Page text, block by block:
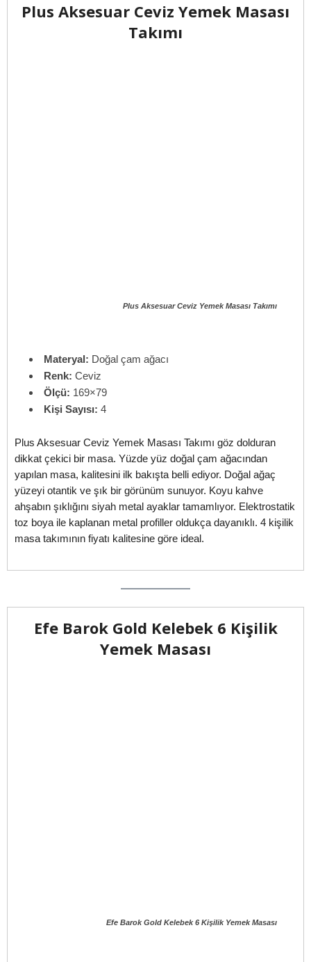
Plus Aksesuar Ceviz Yemek Masası
Takımı
Plus Aksesuar Ceviz Yemek Masası Takımı
Materyal: Doğal çam ağacı
Renk: Ceviz
Ölçü: 169×79
Kişi Sayısı: 4
Plus Aksesuar Ceviz Yemek Masası Takımı göz dolduran
dikkat çekici bir masa. Yüzde yüz doğal çam ağacından
yapılan masa, kalitesini ilk bakışta belli ediyor. Doğal ağaç
yüzeyi otantik ve şık bir görünüm sunuyor. Koyu kahve
ahşabın şıklığını siyah metal ayaklar tamamlıyor. Elektrostatik
toz boya ile kaplanan metal profiller oldukça dayanıklı. 4 kişilik
masa takımının fiyatı kalitesine göre ideal.
Efe Barok Gold Kelebek 6 Kişilik
Yemek Masası
Efe Barok Gold Kelebek 6 Kişilik Yemek Masası